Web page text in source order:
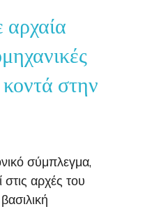
στην
σύμπλεγμα,
στις αρχές του